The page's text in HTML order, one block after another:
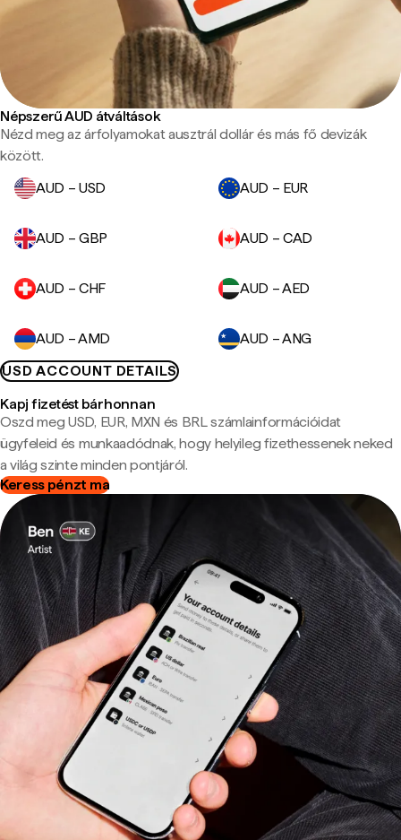
Népszerű AUD átváltások
Nézd meg az árfolyamokat ausztrál dollár és más fő devizák
között.
AUD – USD
AUD – EUR
AUD – GBP AUD – CAD
AUD – CHF AUD – AED
AUD – AMD
AUD – ANG
USD ACCOUNT DETAILS
Kapj fizetést bárhonnan
Oszd meg USD, EUR, MXN és BRL számlainformációidat
ügyfeleid és munkaadódnak, hogy helyileg fizethessenek neked
a világ szinte minden pontjáról.
Keress pénzt ma